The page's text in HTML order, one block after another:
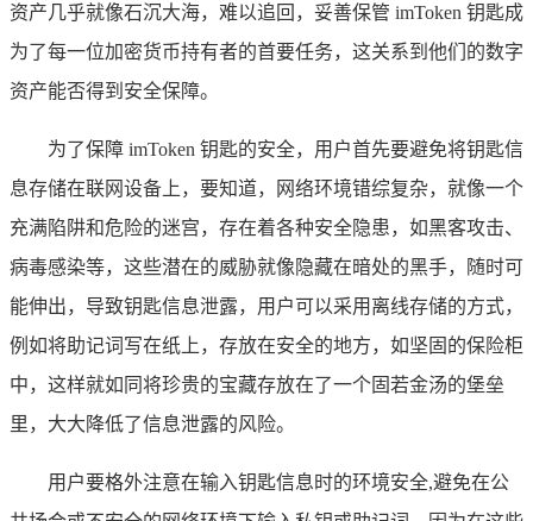
资产几乎就像石沉大海，难以追回，妥善保管 imToken 钥匙成
为了每一位加密货币持有者的首要任务，这关系到他们的数字
资产能否得到安全保障。
为了保障 imToken 钥匙的安全，用户首先要避免将钥匙信
息存储在联网设备上，要知道，网络环境错综复杂，就像一个
充满陷阱和危险的迷宫，存在着各种安全隐患，如黑客攻击、
病毒感染等，这些潜在的威胁就像隐藏在暗处的黑手，随时可
能伸出，导致钥匙信息泄露，用户可以采用离线存储的方式，
例如将助记词写在纸上，存放在安全的地方，如坚固的保险柜
中，这样就如同将珍贵的宝藏存放在了一个固若金汤的堡垒
里，大大降低了信息泄露的风险。
用户要格外注意在输入钥匙信息时的环境安全,避免在公